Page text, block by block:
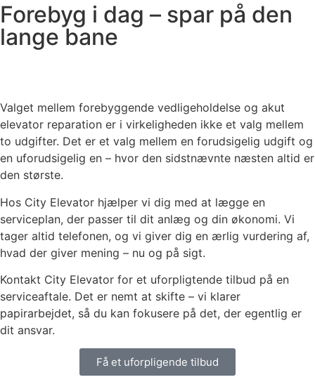
Forebyg i dag – spar på den
lange bane
Valget mellem forebyggende vedligeholdelse og akut
elevator reparation er i virkeligheden ikke et valg mellem
to udgifter. Det er et valg mellem en forudsigelig udgift og
en uforudsigelig en – hvor den sidstnævnte næsten altid er
den største.
Hos City Elevator hjælper vi dig med at lægge en
serviceplan, der passer til dit anlæg og din økonomi. Vi
tager altid telefonen, og vi giver dig en ærlig vurdering af,
hvad der giver mening – nu og på sigt.
Kontakt City Elevator for et uforpligtende tilbud på en
serviceaftale. Det er nemt at skifte – vi klarer
papirarbejdet, så du kan fokusere på det, der egentlig er
dit ansvar.
Få et uforpligende tilbud